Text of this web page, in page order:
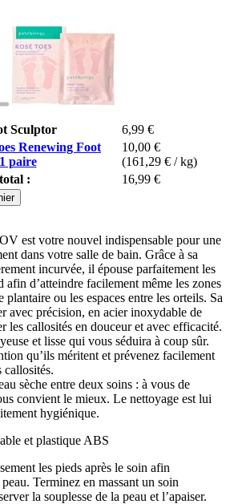
Sculptor
6,99 €
Renewing Foot
paire
10,00 €
(161,29 € / kg)
:
16,99 €
est votre nouvel indispensable pour une
dans votre salle de bain. Grâce à sa
incurvée, il épouse parfaitement les
afin d’atteindre facilement même les zones
ou les espaces entre les orteils. Sa
avec précision, en acier inoxydable de
les callosités en douceur et avec efficacité.
et lisse qui vous séduira à coup sûr.
qu’ils méritent et prévenez facilement
callosités.
sèche entre deux soins : à vous de
convient le mieux. Le nettoyage est lui
hygiénique.
et plastique ABS
les pieds après le soin afin
Terminez en massant un soin
la souplesse de la peau et l’apaiser.